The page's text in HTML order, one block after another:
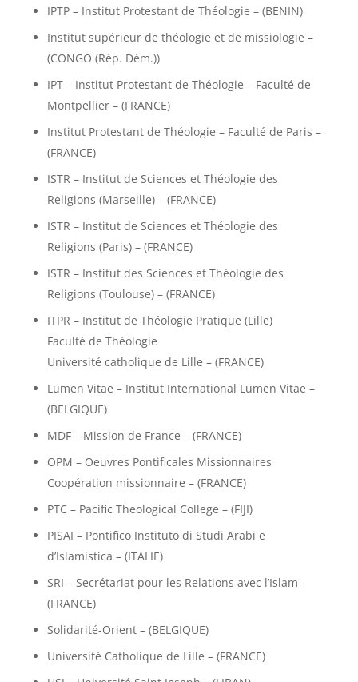
IPTP – Institut Protestant de Théologie – (BENIN)
Institut supérieur de théologie et de missiologie –
(CONGO (Rép. Dém.))
IPT – Institut Protestant de Théologie – Faculté de
Montpellier – (FRANCE)
Institut Protestant de Théologie – Faculté de Paris –
(FRANCE)
ISTR – Institut de Sciences et Théologie des
Religions (Marseille) – (FRANCE)
ISTR – Institut de Sciences et Théologie des
Religions (Paris) – (FRANCE)
ISTR – Institut des Sciences et Théologie des
Religions (Toulouse) – (FRANCE)
ITPR – Institut de Théologie Pratique (Lille)
Faculté de Théologie
Université catholique de Lille – (FRANCE)
Lumen Vitae – Institut International Lumen Vitae –
(BELGIQUE)
MDF – Mission de France – (FRANCE)
OPM – Oeuvres Pontificales Missionnaires
Coopération missionnaire – (FRANCE)
PTC – Pacific Theological College – (FIJI)
PISAI – Pontifico Instituto di Studi Arabi e
d’Islamistica – (ITALIE)
SRI – Secrétariat pour les Relations avec l’Islam –
(FRANCE)
Solidarité-Orient – (BELGIQUE)
Université Catholique de Lille – (FRANCE)